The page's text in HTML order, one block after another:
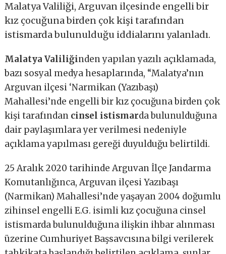
Malatya Valiliği, Arguvan ilçesinde engelli bir
kız çocuğuna birden çok kişi tarafından
istismarda bulunulduğu iddialarını yalanladı.
Malatya Valiliğinden yapılan yazılı açıklamada,
bazı sosyal medya hesaplarında, “Malatya’nın
Arguvan ilçesi ‘Narmikan (Yazıbaşı)
Mahallesi’nde engelli bir kız çocuğuna birden çok
kişi tarafından cinsel istismarda bulunulduğuna
dair paylaşımlara yer verilmesi nedeniyle
açıklama yapılması gereği duyulduğu belirtildi.
25 Aralık 2020 tarihinde Arguvan İlçe Jandarma
Komutanlığınca, Arguvan ilçesi Yazıbaşı
(Narmikan) Mahallesi’nde yaşayan 2004 doğumlu
zihinsel engelli E.G. isimli kız çocuğuna cinsel
istismarda bulunulduğuna ilişkin ihbar alınması
üzerine Cumhuriyet Başsavcısına bilgi verilerek